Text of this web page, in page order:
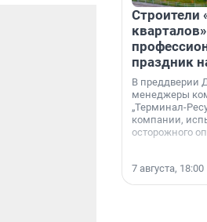
Строители
праздник
В преддверии
менеджеры
„Терминал-
компании,
осторожного
7 августа, 18:00